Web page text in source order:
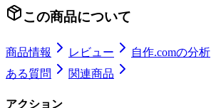
この商品について
商品情報 レビュー 自作.comの分析
ある質問
関連商品
アクション